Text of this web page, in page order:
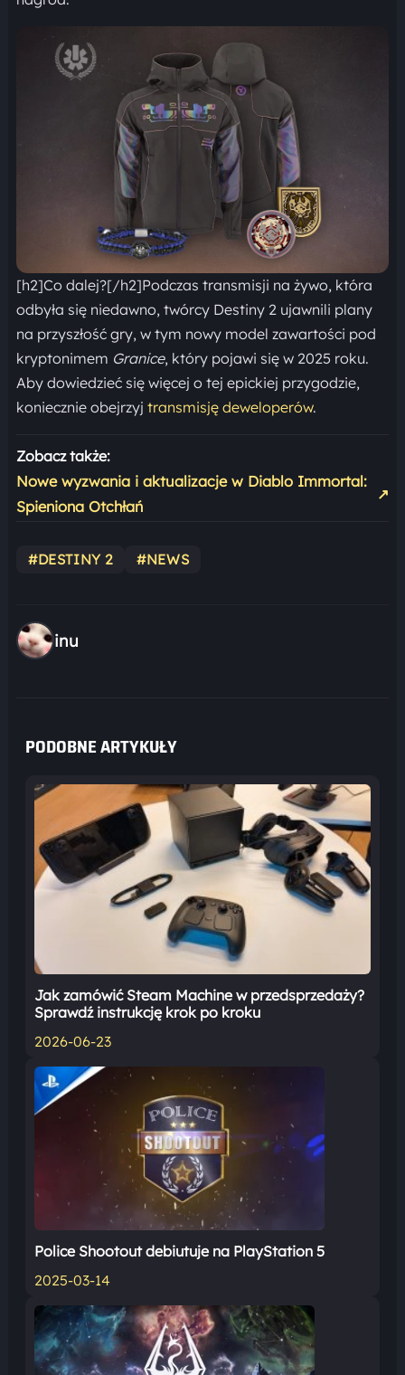
[h2]Co dalej?[/h2]Podczas transmisji na żywo, która
odbyła się niedawno, twórcy Destiny 2 ujawnili plany
na przyszłość gry, w tym nowy model zawartości pod
kryptonimem Granice, który pojawi się w 2025 roku.
Aby dowiedzieć się więcej o tej epickiej przygodzie,
koniecznie obejrzyj transmisję deweloperów.
Zobacz także:
Nowe wyzwania i aktualizacje w Diablo Immortal:
Spieniona Otchłań
↗
#DESTINY 2 #NEWS
inu
PODOBNE ARTYKUŁY
Jak zamówić Steam Machine w przedsprzedaży?
Sprawdź instrukcję krok po kroku
2026-06-23
Police Shootout debiutuje na PlayStation 5
2025-03-14